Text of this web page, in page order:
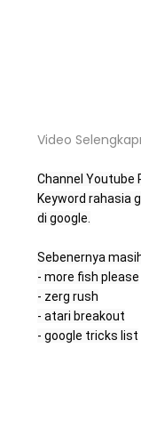
Video
Channel Youtube
Keyword rahasia
di google.
Sebenernya
- more fish please
- zerg rush
- atari breakout
- google tricks list